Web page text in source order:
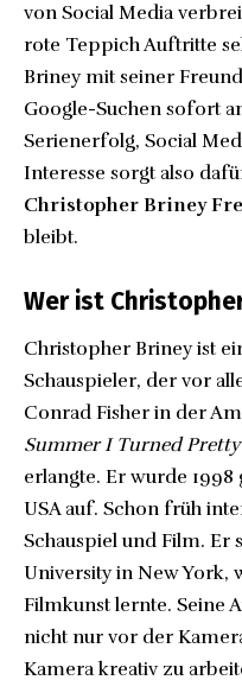
von Social Media
rote Teppich Auftritte
Briney mit seiner
Google-Suchen sofort
Serienerfolg, Social
Interesse sorgt also
Christopher Briney
bleibt.
Wer ist
Christopher Briney ist
Schauspieler, der vor
Conrad Fisher in der
Summer I Turned Pretty
erlangte. Er wurde
USA auf. Schon früh
Schauspiel und Film. Er
University in New York,
Filmkunst lernte. Seine
nicht nur vor der
Kamera kreativ zu